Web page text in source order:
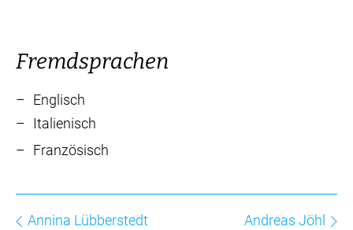
Fremdsprachen
Englisch
Italienisch
Französisch
Annina Lübberstedt Andreas Jöhl